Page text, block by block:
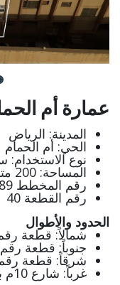
عمارة أم
المدينة: الرياض
الحي: أم الحمام
نوع
المساحة: 200 متر
رقم المخطط 1189
رقم القطعة 40
الحدود والأطوال
شمالاً: قطعة رقم 41 بطول
جنوباً: قطعة رقم 39 بطول
شرقاً: قطعة رقم 43 بطول
غرباً: شارع 10م بطول 10م